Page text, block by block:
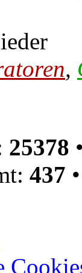
,
25378
437